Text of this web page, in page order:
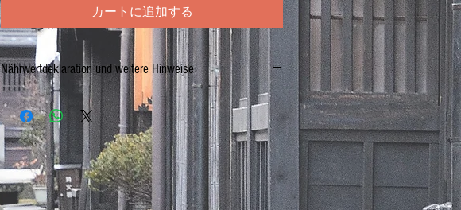
カートに追加する
Nährwertdeklaration und weitere Hinweise